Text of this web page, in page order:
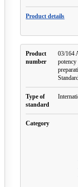
Product details
Product
number
03/164
potency
Type of
standard
Category